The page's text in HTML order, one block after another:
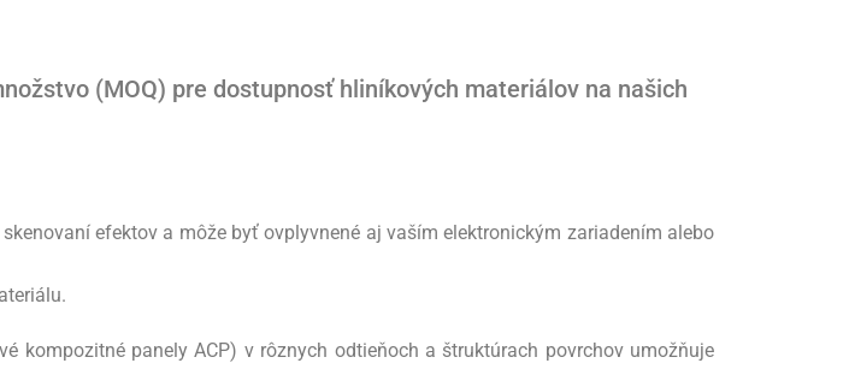
(MOQ) pre dostupnosť hliníkových materiálov na našich
efektov a môže byť ovplyvnené aj vaším elektronickým zariadením alebo
kompozitné panely ACP) v rôznych odtieňoch a štruktúrach povrchov umožňuje